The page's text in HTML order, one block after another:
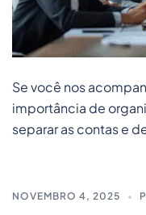
Se você nos
importância de
separar as contas e
NOVEMBRO 4, 2025